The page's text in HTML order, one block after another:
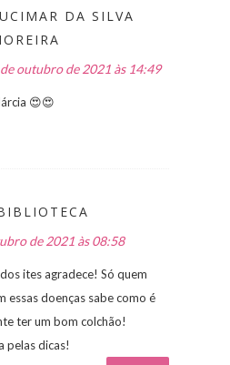
DA SILVA
outubro de 2021 às 14:49
😍😍
de 2021 às 08:58
ites agradece! Só quem
essas doenças sabe como é
ter um bom colchão!
pelas dicas!